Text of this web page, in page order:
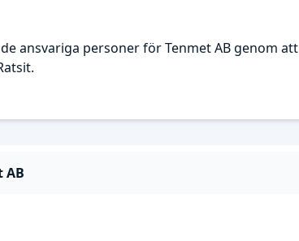
ansvariga personer för Tenmet AB genom att
AB